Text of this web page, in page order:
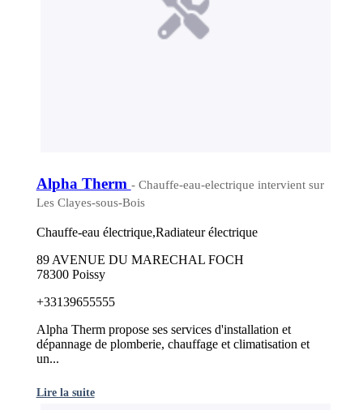
Alpha Therm - Chauffe-eau-electrique intervient sur
Les Clayes-sous-Bois
Chauffe-eau électrique,Radiateur électrique
89 AVENUE DU MARECHAL FOCH
78300 Poissy
+33139655555
Alpha Therm propose ses services d'installation et
dépannage de plomberie, chauffage et climatisation et
un...
Lire la suite